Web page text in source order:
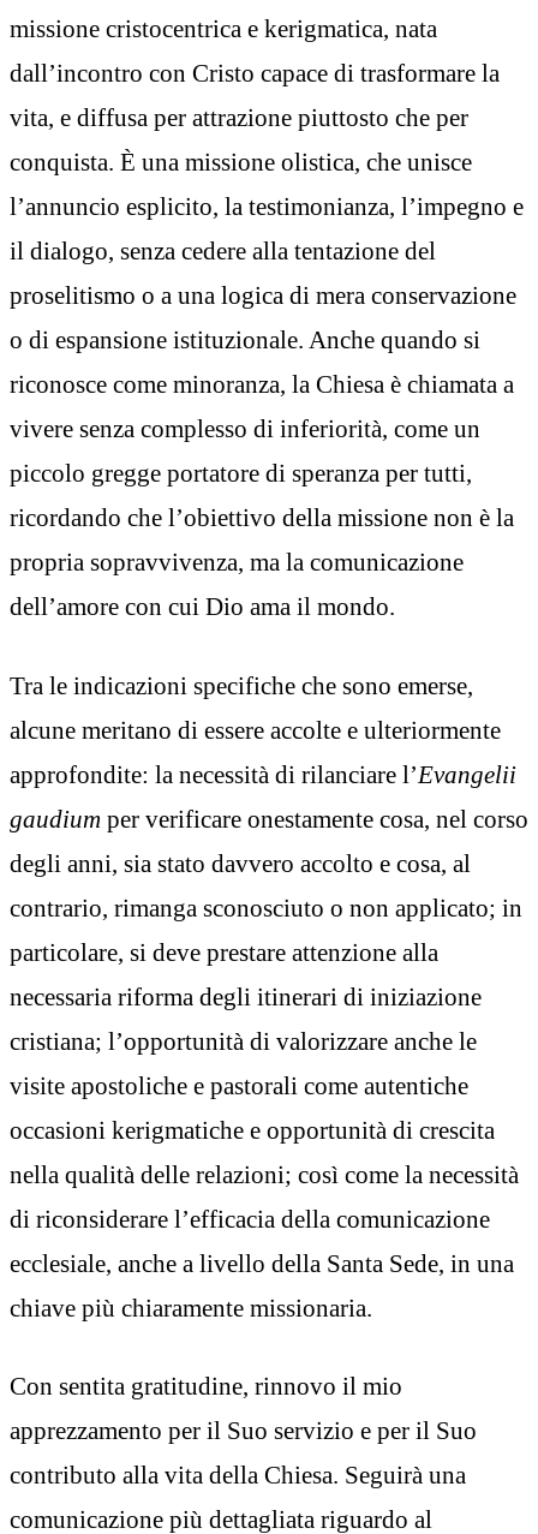
missione cristocentrica e kerigmatica, nata
dall’incontro con Cristo capace di trasformare la
vita, e diffusa per attrazione piuttosto che per
conquista. È una missione olistica, che unisce
l’annuncio esplicito, la testimonianza, l’impegno e
il dialogo, senza cedere alla tentazione del
proselitismo o a una logica di mera conservazione
o di espansione istituzionale. Anche quando si
riconosce come minoranza, la Chiesa è chiamata a
vivere senza complesso di inferiorità, come un
piccolo gregge portatore di speranza per tutti,
ricordando che l’obiettivo della missione non è la
propria sopravvivenza, ma la comunicazione
dell’amore con cui Dio ama il mondo.
Tra le indicazioni specifiche che sono emerse,
alcune meritano di essere accolte e ulteriormente
approfondite: la necessità di rilanciare l’Evangelii
gaudium per verificare onestamente cosa, nel corso
degli anni, sia stato davvero accolto e cosa, al
contrario, rimanga sconosciuto o non applicato; in
particolare, si deve prestare attenzione alla
necessaria riforma degli itinerari di iniziazione
cristiana; l’opportunità di valorizzare anche le
visite apostoliche e pastorali come autentiche
occasioni kerigmatiche e opportunità di crescita
nella qualità delle relazioni; così come la necessità
di riconsiderare l’efficacia della comunicazione
ecclesiale, anche a livello della Santa Sede, in una
chiave più chiaramente missionaria.
Con sentita gratitudine, rinnovo il mio
apprezzamento per il Suo servizio e per il Suo
contributo alla vita della Chiesa. Seguirà una
comunicazione più dettagliata riguardo al